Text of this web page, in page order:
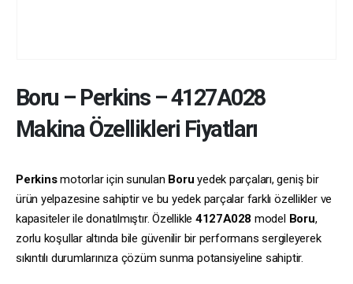
Boru – Perkins–4127A028
Makina Özellikleri Fiyatları
Perkinsmotorlar için sunulan Boru yedek parçaları, geniş bir
ürün yelpazesine sahiptir ve bu yedek parçalar farklı özellikler ve
kapasiteler ile donatılmıştır. Özellikle 4127A028 model Boru,
zorlu koşullar altında bile güvenilir bir performans sergileyerek
sıkıntılı durumlarınıza çözüm sunma potansiyeline sahiptir.